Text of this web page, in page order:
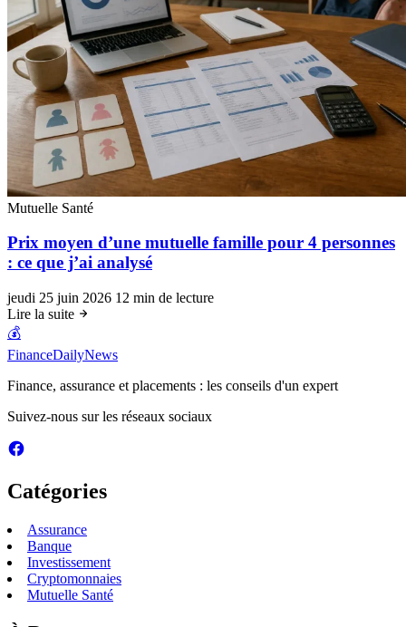
Mutuelle Santé
Prix moyen d’une mutuelle famille pour 4 personnes
: ce que j’ai analysé
jeudi 25 juin 2026 12 min de lecture
Lire la suite
💰
FinanceDailyNews
Finance, assurance et placements : les conseils d'un expert
Suivez-nous sur les réseaux sociaux
Catégories
Assurance
Banque
Investissement
Cryptomonnaies
Mutuelle Santé